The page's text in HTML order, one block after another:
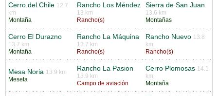
Cerro del Chile 12.7
km
Montaña
Rancho Los Méndez
13 km
Rancho(s)
Sierra de San Juan
13.6 km
Montañas
Cerro El Durazno
13.7 km
Montaña
Rancho La Máquina
13.7 km
Rancho(s)
Rancho Nuevo 13.8
km
Rancho(s)
Mesa Noria 13.9 km
Meseta
Rancho La Pasion
13.9 km
Campo de aviación
Cerro Plomosas 14.1
km
Montaña